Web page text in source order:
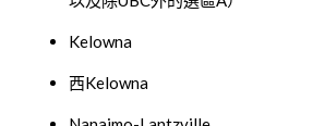
Kelowna
西Kelowna